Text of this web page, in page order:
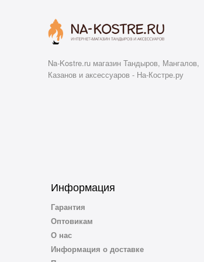
Na-Kostre.ru магазин Тандыров, Мангалов,
Казанов и аксессуаров - На-Костре.ру
Информация
Гарантия
Оптовикам
О нас
Информация о доставке